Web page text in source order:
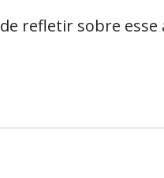
refletir sobre